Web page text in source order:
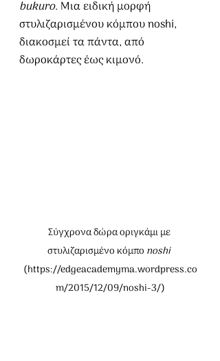
bukuro. Μια ειδική μορφή
στυλιζαρισμένου κόμπου noshi,
διακοσμεί τα πάντα, από
δωροκάρτες έως κιμονό.
Σύγχρονα δώρα οριγκάμι με
στυλιζαρισμένο κόμπο noshi
(https://edgeacademyma.wordpress.co
m/2015/12/09/noshi-3/)